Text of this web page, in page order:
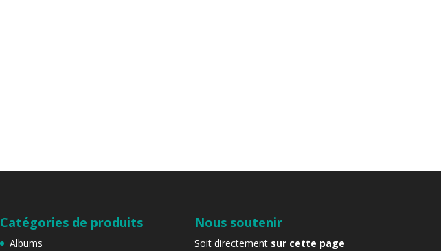
Catégories de produits
Albums
Nous soutenir
Soit directement sur cette page